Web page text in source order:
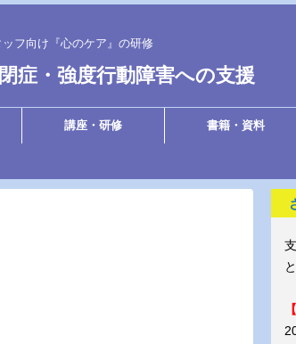
ッフ向け『心のケア』の研修
症・強度行動障害への支援
講座・研修 書籍・資料